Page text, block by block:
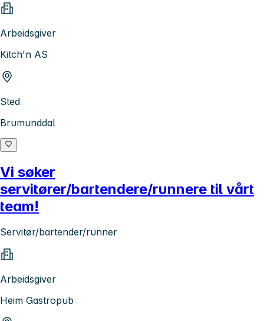
Arbeidsgiver
Kitch'n AS
Sted
Brumunddal
Vi søker
servitører/bartendere/runnere til vårt
team!
Servitør/bartender/runner
Arbeidsgiver
Heim Gastropub